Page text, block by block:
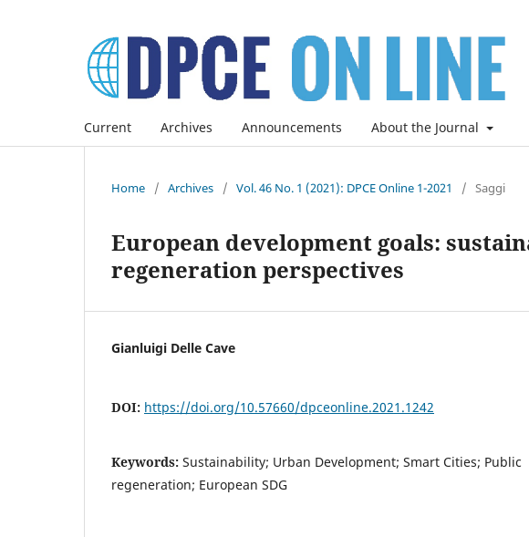
Current Archives Announcements About the Journal
Home / Archives / Vol. 46 No. 1 (2021): DPCE Online 1-2021 / Saggi
European development goals:
regeneration perspectives
Gianluigi Delle Cave
DOI: https://doi.org/10.57660/dpceonline.2021.1242
Keywords: Sustainability; Urban Development; Smart Cities; Public
regeneration; European SDG